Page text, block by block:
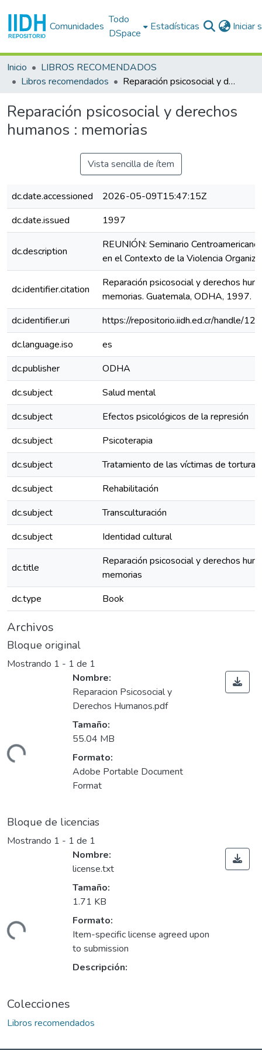
Comunidades
Todo
DSpace
Estadísticas Iniciar
Inicio
LIBROS RECOMENDADOS
Libros recomendados
Reparación psicosocial y derechos humanos : memorias
Reparación psicosocial y derechos
humanos : memorias
Vista sencilla de ítem
dc.date.accessioned
2026-05-09T15:47:15Z
dc.date.issued
1997
dc.description
REUNIÓN: Seminario
en el Contexto de la Violencia
dc.identifier.citation
Reparación psicosocial y derechos
memorias. Guatemala, ODHA, 1997.
dc.identifier.uri
https://repositorio.iidh.ed.cr/handle/
dc.language.iso
es
dc.publisher
ODHA
dc.subject
Salud mental
dc.subject
Efectos psicológicos de la represión
dc.subject
Psicoterapia
dc.subject
Tratamiento de las víctimas de tortura
dc.subject
Rehabilitación
dc.subject
Transculturación
dc.subject
Identidad cultural
dc.title
Reparación psicosocial y derechos
memorias
dc.type
Book
Archivos
Bloque original
Mostrando 1 - 1 de 1
Nombre:
Reparacion Psicosocial y
Derechos Humanos.pdf
Tamaño:
55.04 MB
Formato:
Adobe Portable Document
Format
Bloque de licencias
Mostrando 1 - 1 de 1
Nombre:
license.txt
Tamaño:
1.71 KB
Formato:
Item-specific license agreed upon
to submission
Descripción:
Colecciones
Libros recomendados